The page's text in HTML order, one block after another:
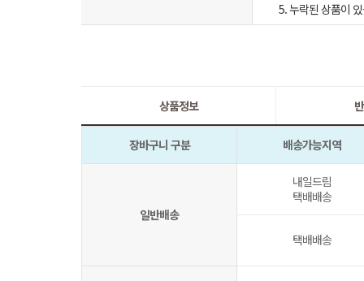
5. 누락된 상품이
상품정보
장바구니 구분 배송가능지역
일반배송
내일드림
택배배송
택배배송